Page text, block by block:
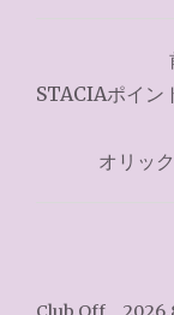
稿
STACIAポイン
オリッ